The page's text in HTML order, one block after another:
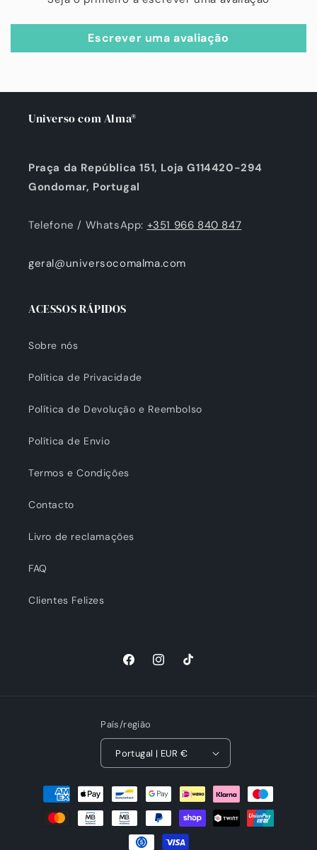
Escrever uma avaliação
Universo com Alma®
Praça da República 151, Loja G114420-294
Gondomar, Portugal
Telefone / WhatsApp: +351 966 840 847
geral@universocomalma.com
ACESSOS RÁPIDOS
Sobre nós
Política de Privacidade
Política de Devolução e Reembolso
Política de Envio
Termos e Condições
Contacto
Livro de reclamações
FAQ
Clientes Felizes
FacebookInstagramTikTok
País/região
Portugal | EUR €
Métodos
pagamento